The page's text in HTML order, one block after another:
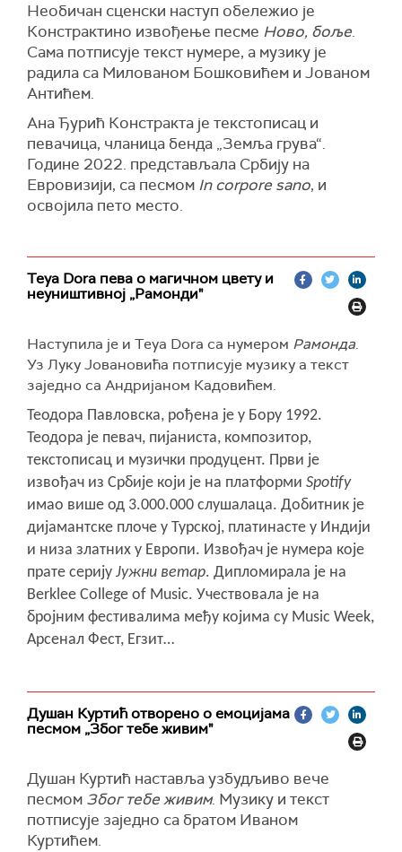
Необичан сценски наступ обележио је
Констрактино извођење песме Ново, боље.
Сама потписује текст нумере, а музику је
радила са Милованом Бошковићем и Јованом
Антићем.
Ана Ђурић Констракта је текстописац и
певачица, чланица бенда „Земља грува“.
Године 2022. представљала Србију на
Евровизији, са песмом In corpore sano, и
освојила пето место.
Teya Dora пева о магичном цвету и
неуништивној „Рамонди"
Наступила је и Teya Dora са нумером Рамонда.
Уз Луку Јовановића потписује музику а текст
заједно са Андријаном Кадовићем.
Теодора Павловска, рођена је у Бору 1992.
Теодора је певач, пијаниста, композитор,
текстописац и музички продуцент. Први је
извођач из Србије који је на платформи Spotify
имао више од 3.000.000 слушалаца. Добитник је
дијамантске плоче у Турској, платинасте у Индији
и низа златних у Европи. Извођач је нумера које
прате серију Јужни ветар. Дипломирала је на
Berklee College of Music. Учествовала је на
бројним фестивалима међу којима су Music Week,
Арсенал Фест, Егзит…
Душан Куртић отворено о емоцијама
песмом „Због тебе живим"
Душан Куртић наставља узбудљиво вече
песмом Због тебе живим. Музику и текст
потписује заједно са братом Иваном
Куртићем.